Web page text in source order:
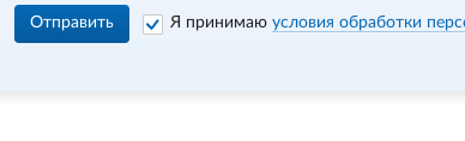
Отправить Я принимаю условия обработки